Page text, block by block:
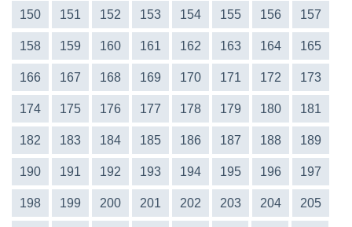
150 151 152 153 154 155 156 157
158 159 160 161 162 163 164 165
166 167 168 169 170 171 172 173
174 175 176 177 178 179 180 181
182 183 184 185 186 187 188 189
190 191 192 193 194 195 196 197
198 199 200 201 202 203 204 205